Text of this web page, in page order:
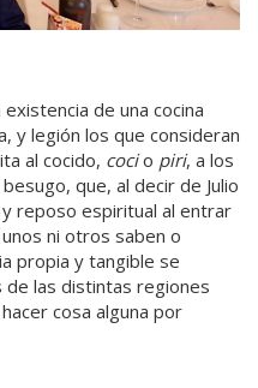
existencia de una cocina
y legión los que consideran
al cocido, cocio piri, a los
que, al decir de Julio
reposo espiritual al entrar
ni otros saben o
propia y tangible se
de las distintas regiones
cosa alguna por